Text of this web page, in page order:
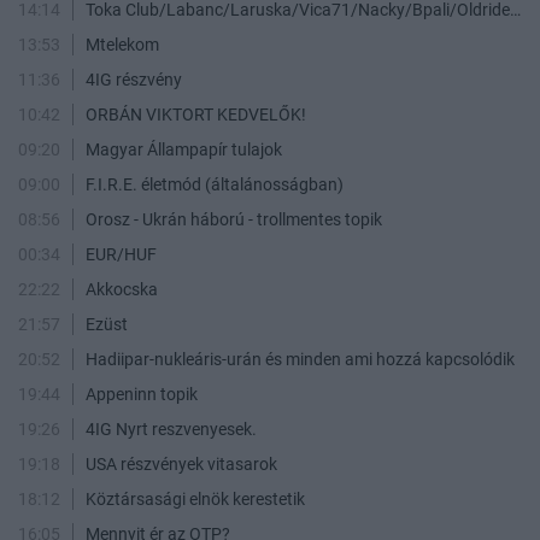
14:14
13:53
Mtelekom
11:36
4IG részvény
10:42
ORBÁN VIKTORT KEDVELŐK!
09:20
Magyar Állampapír tulajok
09:00
F.I.R.E. életmód (általánosságban)
08:56
Orosz - Ukrán háború - trollmentes topik
00:34
EUR/HUF
22:22
Akkocska
21:57
Ezüst
20:52
Hadiipar-nukleáris-urán és minden ami hozzá kapcsolódik
19:44
Appeninn topik
19:26
4IG Nyrt reszvenyesek.
19:18
USA részvények vitasarok
18:12
Köztársasági elnök kerestetik
16:05
Mennyit ér az OTP?